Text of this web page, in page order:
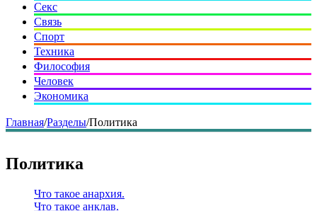
Секс
Связь
Спорт
Техника
Философия
Человек
Экономика
Главная/Разделы/Политика
Политика
Что такое анархия.
Что такое анклав.